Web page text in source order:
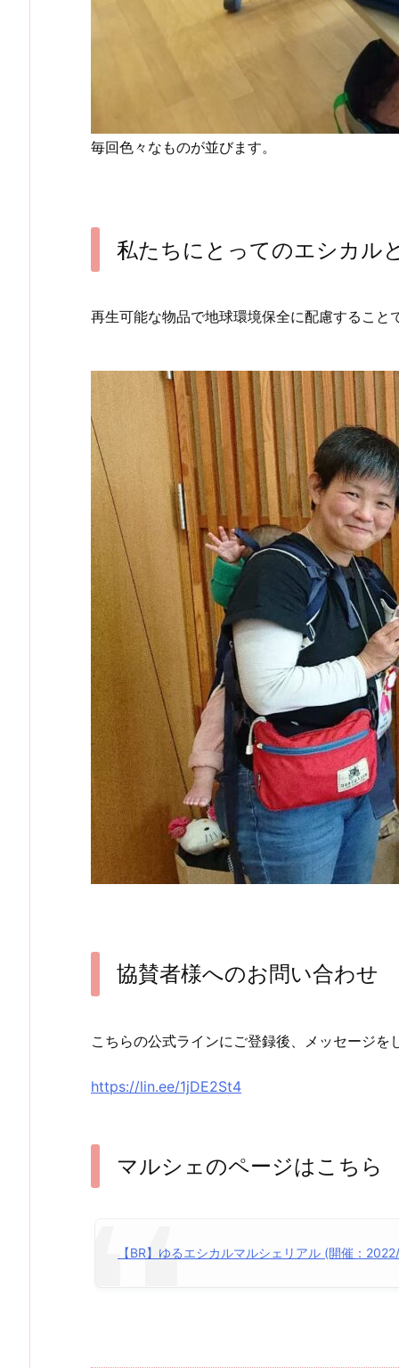
毎回色々なものが並びます。
私たちにとってのエシカル
再生可能な物品で地球環境保全に配慮すること
協賛者様へのお問い合わせ
こちらの公式ラインにご登録後、メッセージを
https://lin.ee/1jDE2St4
マルシェのページはこちら
【BR】ゆるエシカルマルシェリアル (開催：